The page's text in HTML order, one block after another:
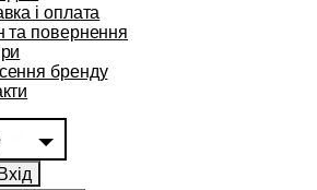
і оплата
та повернення
бренду